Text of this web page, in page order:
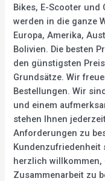
Bikes, E-Scooter und
werden in die ganze
Europa, Amerika,
Bolivien. Die besten
den günstigsten
Grundsätze. Wir
Bestellungen. Wir
und einem
stehen Ihnen
Anforderungen zu
Kundenzufriedenheit
herzlich willkommen,
Zusammenarbeit zu